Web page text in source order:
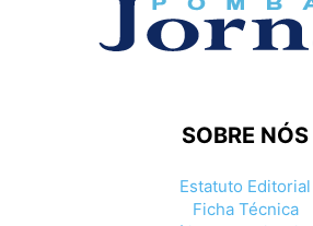
SOBRE NÓS
Estatuto Editorial
Ficha Técnica